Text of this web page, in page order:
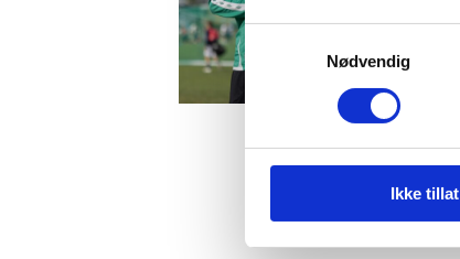
Nødvendig
Ikke tillat